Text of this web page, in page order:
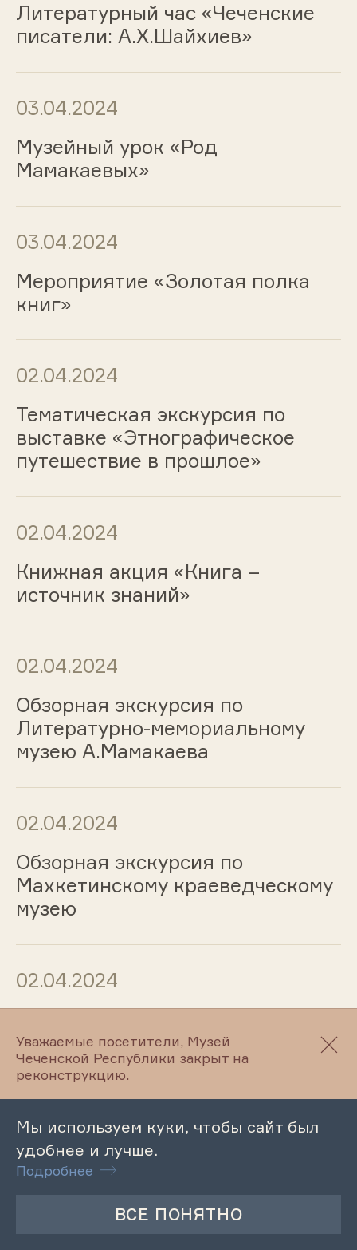
Литературный час «Чеченские
писатели: А.Х.Шайхиев»
03.04.2024
Музейный урок «Род
Мамакаевых»
03.04.2024
Мероприятие «Золотая полка
книг»
02.04.2024
Тематическая экскурсия по
выставке «Этнографическое
путешествие в прошлое»
02.04.2024
Книжная акция «Книга –
источник знаний»
02.04.2024
Обзорная экскурсия по
Литературно-мемориальному
музею А.Мамакаева
02.04.2024
Обзорная экскурсия по
Махкетинскому краеведческому
музею
02.04.2024
Литературно-мемориальному
музею А.Айдамирова
02.04.2024
Обзорная экскурсия по
музею Л.Н.Толстого
Уважаемые посетители, Музей
Чеченской Республики закрыт на
реконструкцию.
Мы используем куки, чтобы сайт был
удобнее и лучше.
Подробнее